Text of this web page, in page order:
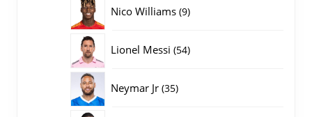
Nico Williams 99
Lionel Messi 5454
Neymar Jr 3535